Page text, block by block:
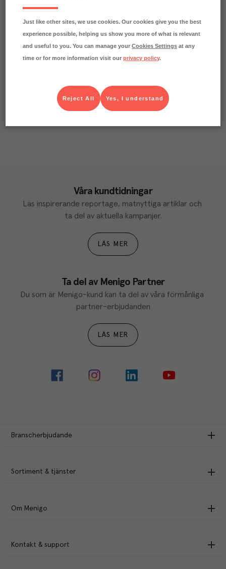
Våra kundtidningar
Läs inspirerande reportage, matnyttiga artiklar och
ta del av aktuella kampanjer.
LÄS MER
Ta del av Menigo Partner
Du som är Menigo-kund kan ta del av våra förmånliga
partner-erbjudanden
LÄS MER
Branscherbjudande
Sortiment & tjänster
Om Menigo
Kontakt & support
Just like other sites, we use cookies. Our cookies give you the best
experience possible, helping us show you more of what is relevant
and useful to you. You can manage yourCookies Settings at any
time or for more information visit ourprivacy policy.
Yes, I understand
Reject All